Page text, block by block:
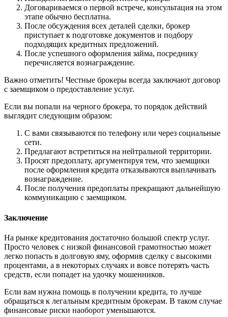
Договариваемся о первой встрече, консультация на этом
этапе обычно бесплатна.
После обсуждения всех деталей сделки, брокер
приступает к подготовке документов и подбору
подходящих кредитных предложений.
После успешного оформления займа, посреднику
перечисляется вознаграждение.
Важно отметить! Честные брокеры всегда заключают договор
с заемщиком о предоставление услуг.
Если вы попали на черного брокера, то порядок действий
выглядит следующим образом:
С вами связываются по телефону или через социальные
сети.
Предлагают встретиться на нейтральной территории.
Просят предоплату, аргументируя тем, что заемщики
после оформления кредита отказываются выплачивать
вознаграждение.
После получения предоплаты прекращают дальнейшую
коммуникацию с заемщиком.
Заключение
На рынке кредитования достаточно большой спектр услуг.
Просто человек с низкой финансовой грамотностью может
легко попасть в долговую яму, оформив сделку с высокими
процентами, а в некоторых случаях и вовсе потерять часть
средств, если попадет на удочку мошенников.
Если вам нужна помощь в получении кредита, то лучше
обращаться к легальным кредитным брокерам. В таком случае
финансовые риски наоборот уменьшаются.